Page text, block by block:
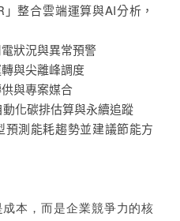
」整合雲端運算與AI分析，
狀況與異常預警
與尖離峰調度
與專案媒合
動化碳排估算與永續追蹤
預測能耗趨勢並建議節能方
成本，而是企業競爭力的核